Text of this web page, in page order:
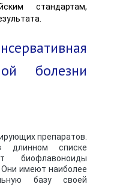
стандартам,
болезни
препаратов.
длинном списке
биофлавоноиды
имеют наиболее
базу своей